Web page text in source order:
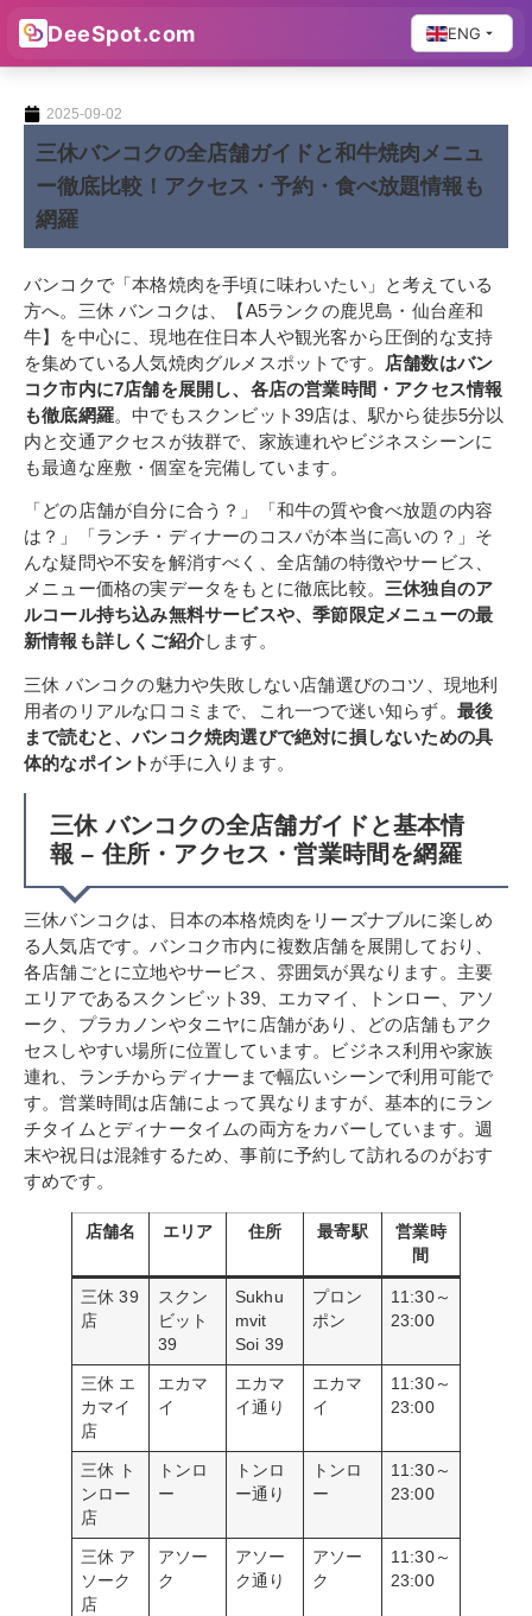
DeeSpot.com ENG
2025-09-02
三休バンコクの全店舗ガイドと和牛焼肉メニュ
ー徹底比較！アクセス・予約・食べ放題情報も
網羅
バンコクで「本格焼肉を手頃に味わいたい」と考えている
方へ。三休 バンコクは、【A5ランクの鹿児島・仙台産和
牛】を中心に、現地在住日本人や観光客から圧倒的な支持
を集めている人気焼肉グルメスポットです。
店舗数はバン
コク市内に7店舗を展開し、各店の営業時間・アクセス情報
も徹底網羅。中でもスクンビット39店は、駅から徒歩5分以
内と交通アクセスが抜群で、家族連れやビジネスシーンに
も最適な座敷・個室を完備しています。
「どの店舗が自分に合う？」「和牛の質や食べ放題の内容
は？」「ランチ・ディナーのコスパが本当に高いの？」そ
んな疑問や不安を解消すべく、全店舗の特徴やサービス、
メニュー価格の実データをもとに徹底比較。 三休独自のア
ルコール持ち込み無料サービスや、季節限定メニューの最
新情報も詳しくご紹介します。
三休 バンコクの魅力や失敗しない店舗選びのコツ、現地利
用者のリアルな口コミまで、これ一つで迷い知らず。 最後
まで読むと、バンコク焼肉選びで絶対に損しないための具
体的なポイント が手に入ります。
三休 バンコクの全店舗ガイドと基本情
報 – 住所・アクセス・営業時間を網羅
三休バンコクは、日本の本格焼肉をリーズナブルに楽しめ
る人気店です。バンコク市内に複数店舗を展開しており、
各店舗ごとに立地やサービス、雰囲気が異なります。主要
エリアであるスクンビット39、エカマイ、トンロー、アソ
ーク、プラカノンやタニヤに店舗があり、どの店舗もアク
セスしやすい場所に位置しています。ビジネス利用や家族
連れ、ランチからディナーまで幅広いシーンで利用可能で
す。営業時間は店舗によって異なりますが、基本的にラン
チタイムとディナータイムの両方をカバーしています。週
末や祝日は混雑するため、事前に予約して訪れるのがおす
すめです。
店舗名 エリア 住所 最寄駅
営業時
間
三休 39
店
スクン
ビット
39
Sukhu
mvit
Soi 39
プロン
ポン
11:30～
23:00
三休 エ
カマイ
店
エカマ
イ
エカマ
イ通り
エカマ
イ
11:30～
23:00
三休 ト
ンロー
店
トンロ
ー
トンロ
ー通り
トンロ
ー
11:30～
23:00
三休 ア
ソーク
店
アソー
ク
アソー
ク通り
アソー
ク
11:30～
23:00